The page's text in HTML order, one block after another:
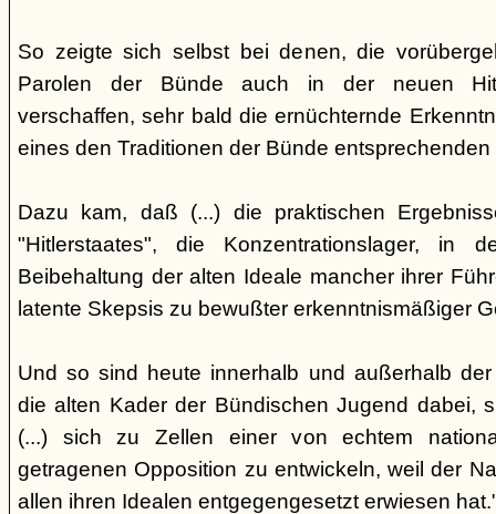
So zeigte sich selbst bei denen, die
Parolen der Bünde auch in der neuen
verschaffen, sehr bald die ernüchternde
eines den Traditionen der Bünde
Dazu kam, daß (...) die praktischen
"Hitlerstaates", die Konzentrationslager, in
Beibehaltung der alten Ideale mancher ihrer
latente Skepsis zu bewußter erkenntnismäßiger
Und so sind heute innerhalb und außerhalb
die alten Kader der Bündischen Jugend dabei,
(...) sich zu Zellen einer von echtem
getragenen Opposition zu entwickeln, weil der
allen ihren Idealen entgegengesetzt erwiesen